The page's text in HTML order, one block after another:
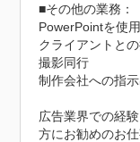
■その他の業務：
PowerPointを使
クライアントと
撮影同行
制作会社への指
広告業界での経
方にお勧めのお仕